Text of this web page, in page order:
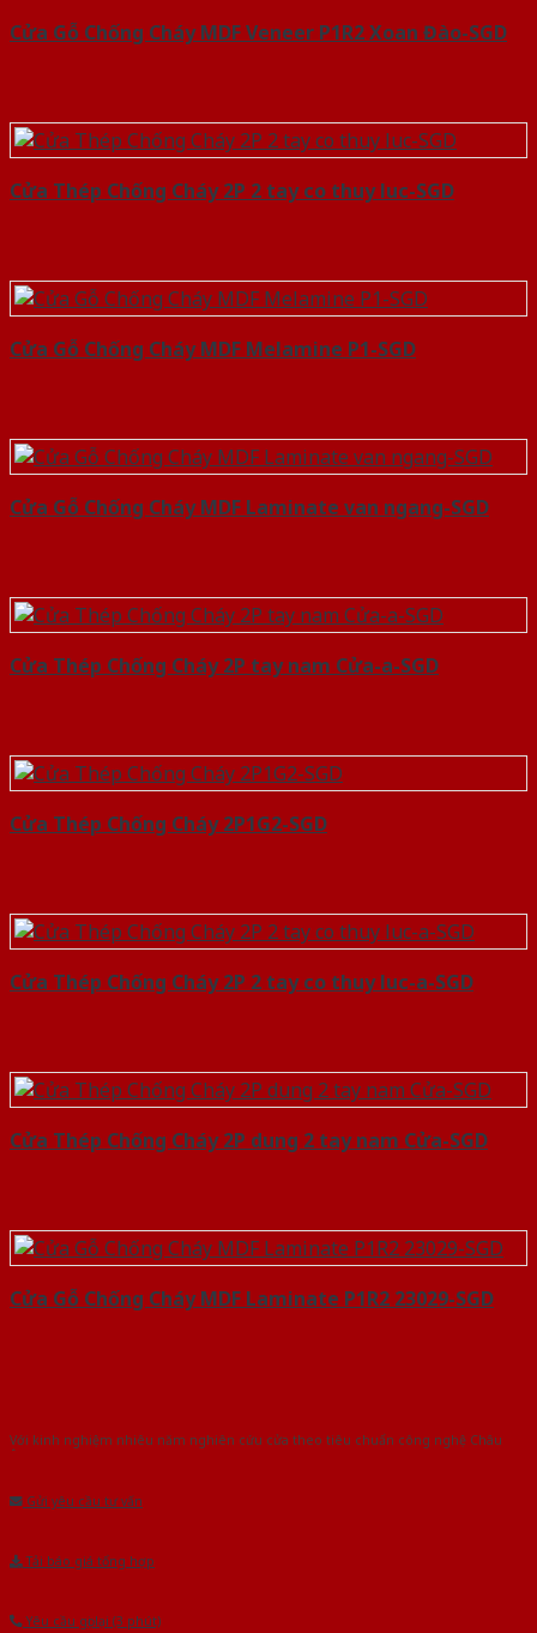
Cửa Gỗ Chống Cháy MDF Veneer P1R2 Xoan Đào-SGD
Cửa Thép Chống Cháy 2P 2 tay co thuy luc-SGD
Cửa Gỗ Chống Cháy MDF Melamine P1-SGD
Cửa Gỗ Chống Cháy MDF Laminate van ngang-SGD
Cửa Thép Chống Cháy 2P tay nam Cửa-a-SGD
Cửa Thép Chống Cháy 2P1G2-SGD
Cửa Thép Chống Cháy 2P 2 tay co thuy luc-a-SGD
Cửa Thép Chống Cháy 2P dung 2 tay nam Cửa-SGD
Cửa Gỗ Chống Cháy MDF Laminate P1R2 23029-SGD
Với kinh nghiệm nhiêu năm nghiên cứu cửa theo tiêu chuẩn công nghệ Châu
Gửi yêu cầu tư vấn
Tải báo giá tổng hợp
Yêu cầu gọi lại (3 phút)